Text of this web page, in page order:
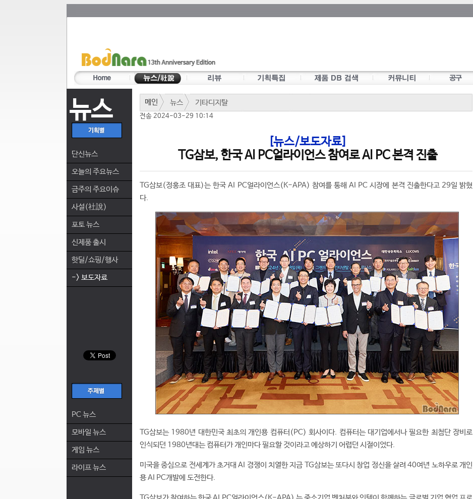
뉴스
단신뉴스
오늘의 주요뉴스
금주의 주요이슈
사설(社說)
포토 뉴스
신제품 출시
핫딜/쇼핑/행사
-> 보도자료
PC 뉴스
모바일 뉴스
게임 뉴스
라이프 뉴스
메인 뉴스 기타디지탈
전송 2024-03-29 10:14
[뉴스/보도자료]
TG삼보, 한국 AI PC얼라이언스 참여로 AI PC 본격 진출
TG삼보(정홍조 대표)는 한국 AI PC얼라이언스(K-APA) 참여를 통해 AI PC 시장에 본격 진출한다고 29일 밝혔
다.
TG삼보는 1980년 대한민국 최초의 개인용 컴퓨터(PC) 회사이다. 컴퓨터는 대기업에서나 필요한 최첨단 장비로
인식되던 1980년대는 컴퓨터가 개인마다 필요할 것이라고 예상하기 어렵던 시절이었다.
미국을 중심으로 전세계가 초거대 AI 경쟁이 치열한 지금 TG삼보는 또다시 창업 정신을 살려 40여년 노하우로 개인
용 AI PC개발에 도전한다.